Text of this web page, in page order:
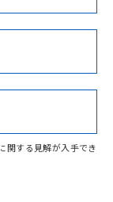
Cr(VI)
す。
関する見解が入手でき